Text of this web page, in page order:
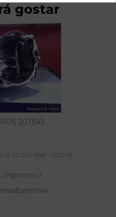
gostar
20TE43
TD SX | 08.97 - 12.00 1.9...
20TE43
576184